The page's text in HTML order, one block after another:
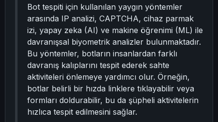
Bot tespiti için kullanılan yaygın yöntemler
arasında IP analizi, CAPTCHA, cihaz parmak
izi, yapay zeka (AI) ve makine öğrenimi (ML) ile
davranışsal biyometrik analizler bulunmaktadır.
Bu yöntemler, botların insanlardan farklı
davranış kalıplarını tespit ederek sahte
aktiviteleri önlemeye yardımcı olur. Örneğin,
botlar belirli bir hızda linklere tıklayabilir veya
formları doldurabilir, bu da şüpheli aktivitelerin
hızlıca tespit edilmesini sağlar.